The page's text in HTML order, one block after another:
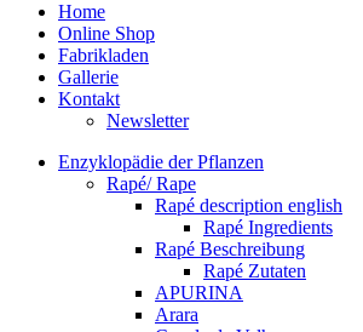
Home
Online Shop
Fabrikladen
Gallerie
Kontakt
Newsletter
Enzyklopädie der Pflanzen
Rapé/ Rape
Rapé description english
Rapé Ingredients
Rapé Beschreibung
Rapé Zutaten
APURINA
Arara